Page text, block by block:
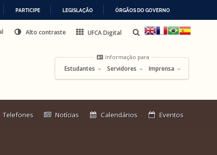
PARTICIPE LEGISLAÇÃO ÓRGÃOS DO GOVERNO
Alto contraste UFCA Digital
Informação para
Estudantes Servidores Imprensa
Link
Telefones Notícias Calendários Eventos